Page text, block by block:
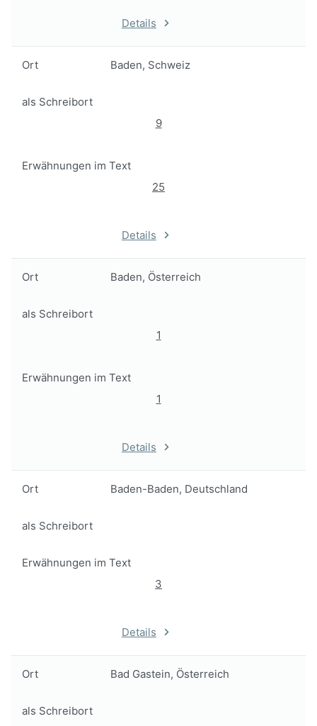
Details
Ort Baden, Schweiz
als Schreibort
9
Erwähnungen im Text
25
Details
Ort Baden, Österreich
als Schreibort
1
Erwähnungen im Text
1
Details
Ort Baden-Baden, Deutschland
als Schreibort
Erwähnungen im Text
3
Details
Ort Bad Gastein, Österreich
als Schreibort